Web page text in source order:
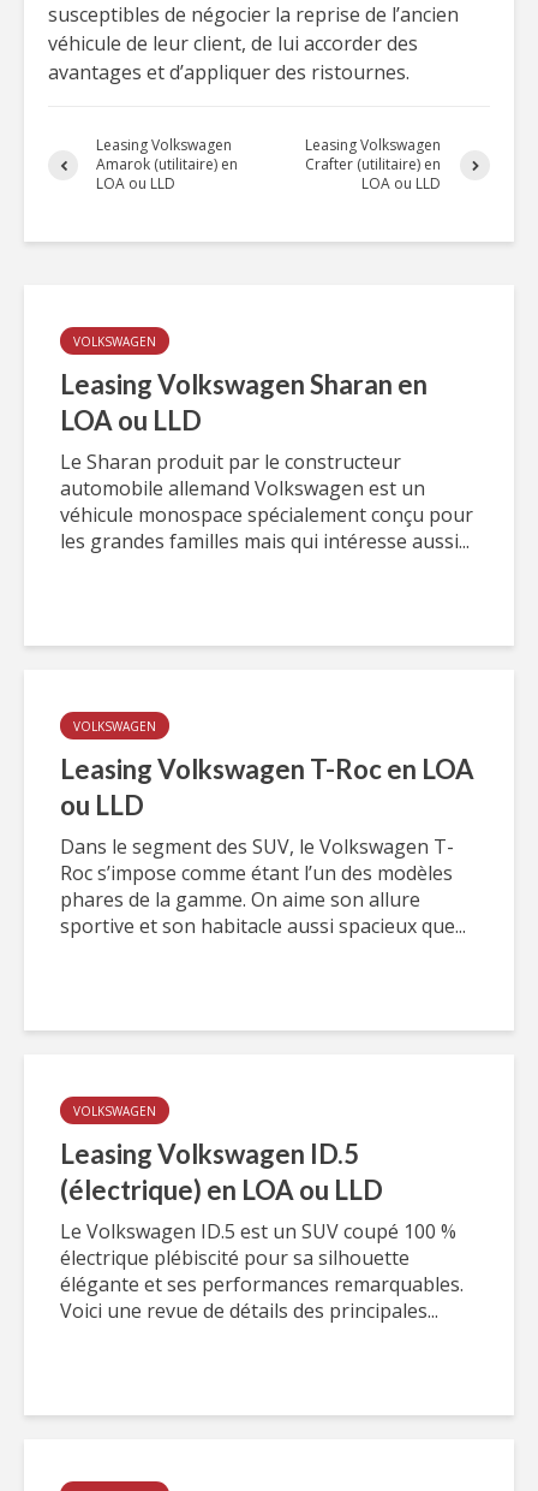
susceptibles de négocier la reprise de l’ancien
véhicule de leur client, de lui accorder des
avantages et d’appliquer des ristournes.
Leasing Volkswagen
Amarok (utilitaire) en
LOA ou LLD
Leasing Volkswagen
Crafter (utilitaire) en
LOA ou LLD
VOLKSWAGEN
Leasing Volkswagen Sharan en
LOA ou LLD
Le Sharan produit par le constructeur
automobile allemand Volkswagen est un
véhicule monospace spécialement conçu pour
les grandes familles mais qui intéresse aussi...
VOLKSWAGEN
Leasing Volkswagen T-Roc en LOA
ou LLD
Dans le segment des SUV, le Volkswagen T-
Roc s’impose comme étant l’un des modèles
phares de la gamme. On aime son allure
sportive et son habitacle aussi spacieux que...
VOLKSWAGEN
Leasing Volkswagen ID.5
(électrique) en LOA ou LLD
Le Volkswagen ID.5 est un SUV coupé 100 %
électrique plébiscité pour sa silhouette
élégante et ses performances remarquables.
Voici une revue de détails des principales...